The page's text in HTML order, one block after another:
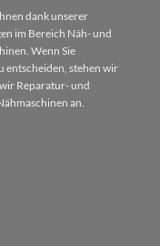
dank unserer
im Bereich Näh- und
Wenn Sie
entscheiden, stehen wir
Reparatur- und
an.